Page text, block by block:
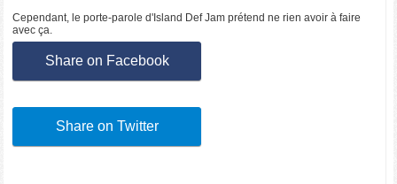
Cependant, le porte-parole d'Island Def Jam prétend ne rien avoir à faire
avec ça.
Share on Facebook
Share on Twitter